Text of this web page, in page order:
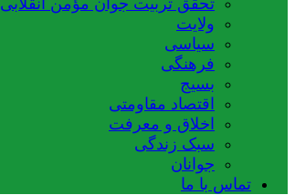
تحقق تربیت جوان مؤمن انقلابی
ولایت
سیاسی
فرهنگی
بسیج
اقتصاد مقاومتی
اخلاق و معرفت
سبک زندگی
جوانان
تماس با ما